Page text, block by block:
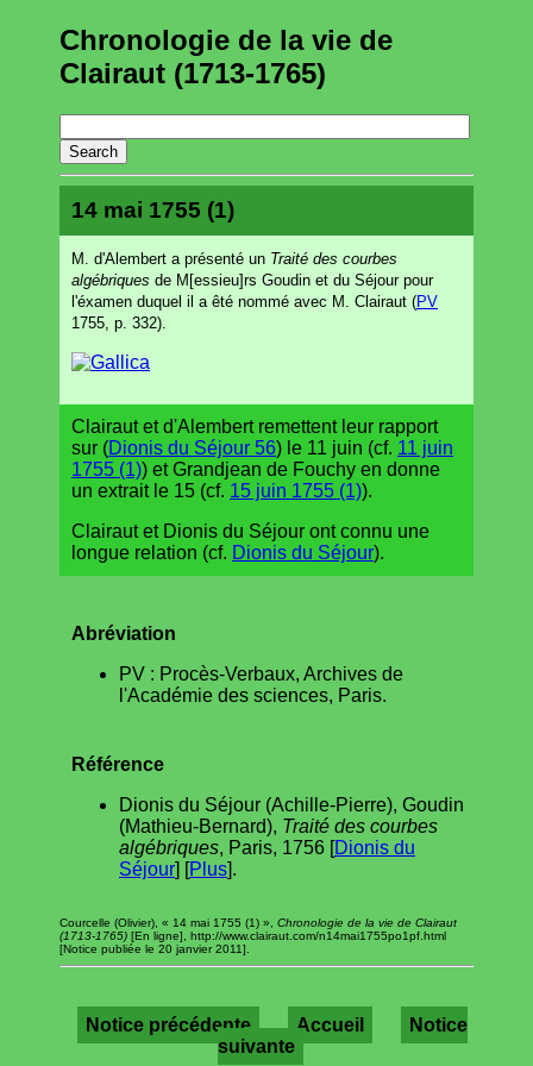
Chronologie de la vie de
Clairaut (1713-1765)
14 mai 1755 (1)
M. d'Alembert a présenté un Traité des courbes
algébriques de M[essieu]rs Goudin et du Séjour pour
l'éxamen duquel il a êté nommé avec M. Clairaut (PV
1755, p. 332).
Clairaut et d'Alembert remettent leur rapport
sur (Dionis du Séjour 56) le 11 juin (cf. 11 juin
1755 (1)) et Grandjean de Fouchy en donne
un extrait le 15 (cf. 15 juin 1755 (1)).
Clairaut et Dionis du Séjour ont connu une
longue relation (cf. Dionis du Séjour).
Abréviation
PV : Procès-Verbaux, Archives de
l'Académie des sciences, Paris.
Référence
Dionis du Séjour (Achille-Pierre), Goudin
(Mathieu-Bernard), Traité des courbes
algébriques, Paris, 1756 [Dionis du
Séjour] [Plus].
Courcelle (Olivier), « 14 mai 1755 (1) », Chronologie de la vie de Clairaut
(1713-1765) [En ligne], http://www.clairaut.com/n14mai1755po1pf.html
[Notice publiée le 20 janvier 2011].
Notice précédente Accueil
Notice
suivante